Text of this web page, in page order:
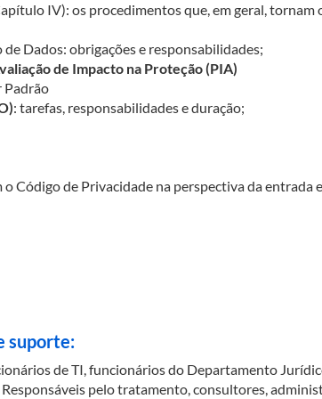
IV): os procedimentos que, em geral,
Dados: obrigações e responsabilidades;
de Impacto na Proteção (PIA)
Padrão
: tarefas, responsabilidades e duração;
Código de Privacidade na perspectiva da entrada
suporte:
de TI, funcionários do Departamento
pelo tratamento, consultores,